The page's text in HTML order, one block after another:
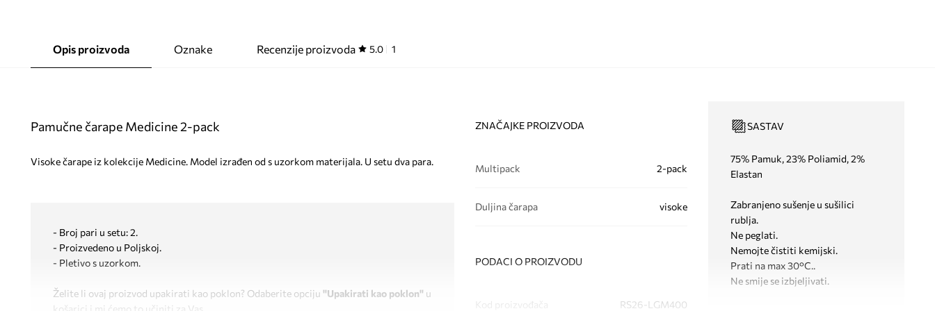
Opis proizvoda Oznake Recenzije proizvoda 5.0 1
Pamučne čarape Medicine 2-pack
Visoke čarape iz kolekcije Medicine. Model izrađen od s uzorkom materijala. U setu dva para.
- Broj pari u setu: 2.
- Proizvedeno u Poljskoj.
- Pletivo s uzorkom.
Želite li ovaj proizvod upakirati kao poklon? Odaberite opciju "Upakirati kao poklon" u
košarici i mi ćemo to učiniti za Vas.
ZNAČAJKE PROIZVODA
Multipack 2-pack
Duljina čarapa visoke
PODACI O PROIZVODU
RS26-LGM400
SASTAV
75% Pamuk, 23% Poliamid, 2%
Elastan
Zabranjeno sušenje u sušilici
rublja.
Ne peglati.
Nemojte čistiti kemijski.
Prati na max 30°C..
Ne smije se izbjeljivati.